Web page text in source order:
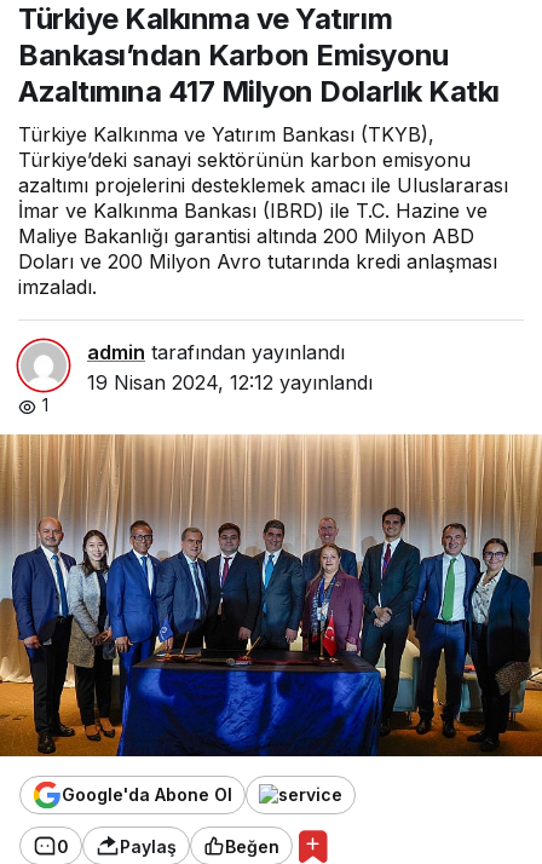
Karbon Emisyonu
Azaltımına 417 Milyon
Dolarlık Katkı
Türkiye Kalkınma ve Yatırım
Bankası’ndan Karbon Emisyonu
Azaltımına 417 Milyon Dolarlık Katkı
Türkiye Kalkınma ve Yatırım Bankası (TKYB),
Türkiye’deki sanayi sektörünün karbon emisyonu
azaltımı projelerini desteklemek amacı ile Uluslararası
İmar ve Kalkınma Bankası (IBRD) ile T.C. Hazine ve
Maliye Bakanlığı garantisi altında 200 Milyon ABD
Doları ve 200 Milyon Avro tutarında kredi anlaşması
imzaladı.
admin tarafından yayınlandı
19 Nisan 2024, 12:12 yayınlandı
1
Google'da Abone Ol
0 Paylaş Beğen